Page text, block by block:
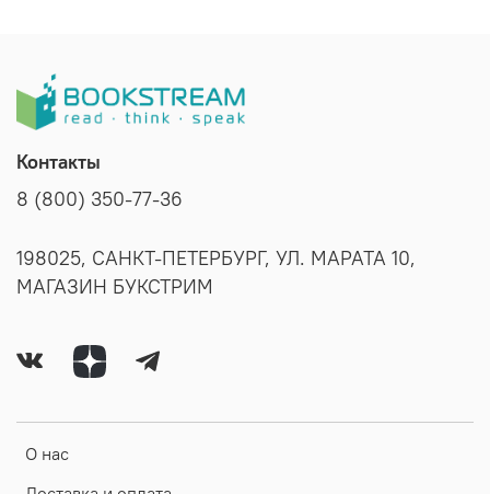
О нас
Контакты
8 (800) 350-77-36
198025, САНКТ-ПЕТЕРБУРГ, УЛ. МАРАТА 10,
МАГАЗИН БУКСТРИМ